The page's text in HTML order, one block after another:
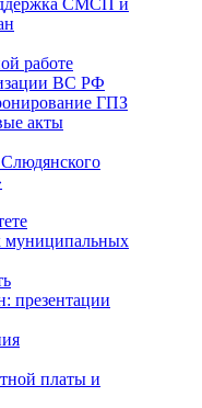
СМСП и
работе
ВС РФ
ГПЗ
акты
муниципальных
презентации
платы и